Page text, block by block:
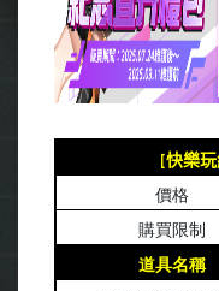
[快樂
價格
購買限制
道具名稱